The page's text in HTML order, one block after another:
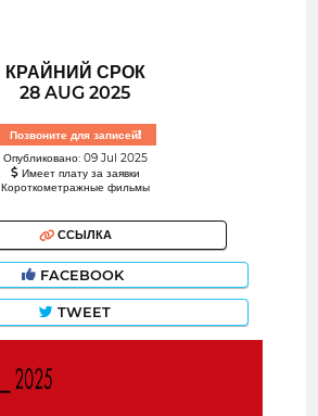
КРАЙНИЙ СРОК
28 AUG 2025
Позвоните для записей!
Опубликовано: 09 Jul 2025
Имеет плату за заявки
Короткометражные фильмы
ССЫЛКА
FACEBOOK
TWEET